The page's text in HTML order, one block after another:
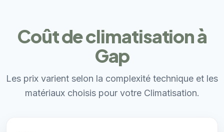
Coût de climatisation à
Gap
Les prix varient selon la complexité technique et les
matériaux choisis pour votre Climatisation.